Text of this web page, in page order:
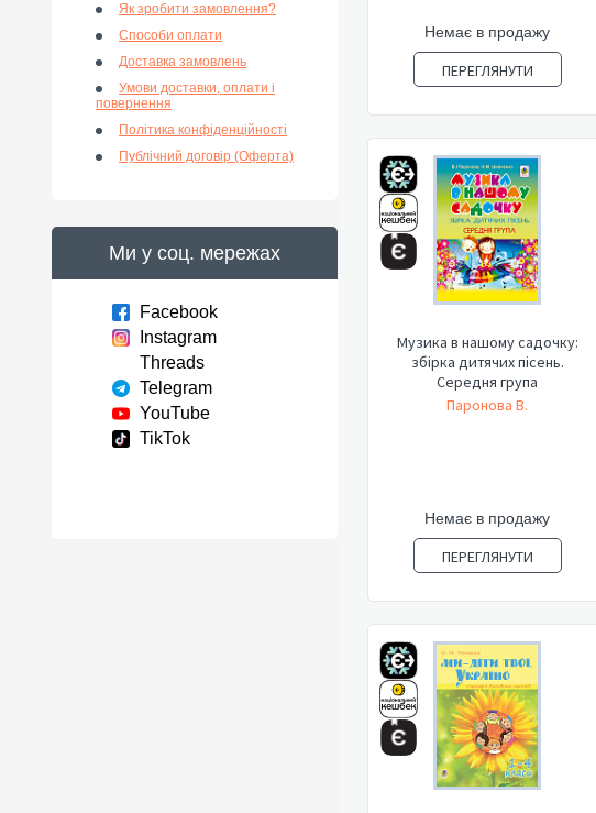
Як зробити замовлення?
Способи оплати
Доставка замовлень
Умови доставки, оплати і
повернення
Політика конфіденційності
Публічний договір (Оферта)
Ми у соц. мережах
Facebook
Instagram
Threads
Telegram
YouTube
TikTok
Немає в продажу
ПЕРЕГЛЯНУТИ
Музика в нашому садочку:
збірка дитячих пісень.
Середня група
Паронова В.
Немає в продажу
ПЕРЕГЛЯНУТИ